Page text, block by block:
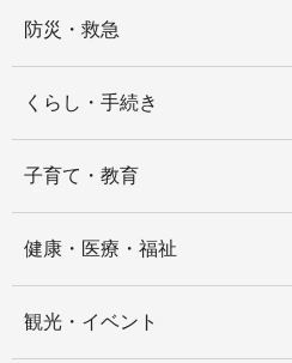
防災・救急
くらし・手続き
子育て・教育
健康・医療・福祉
観光・イベント